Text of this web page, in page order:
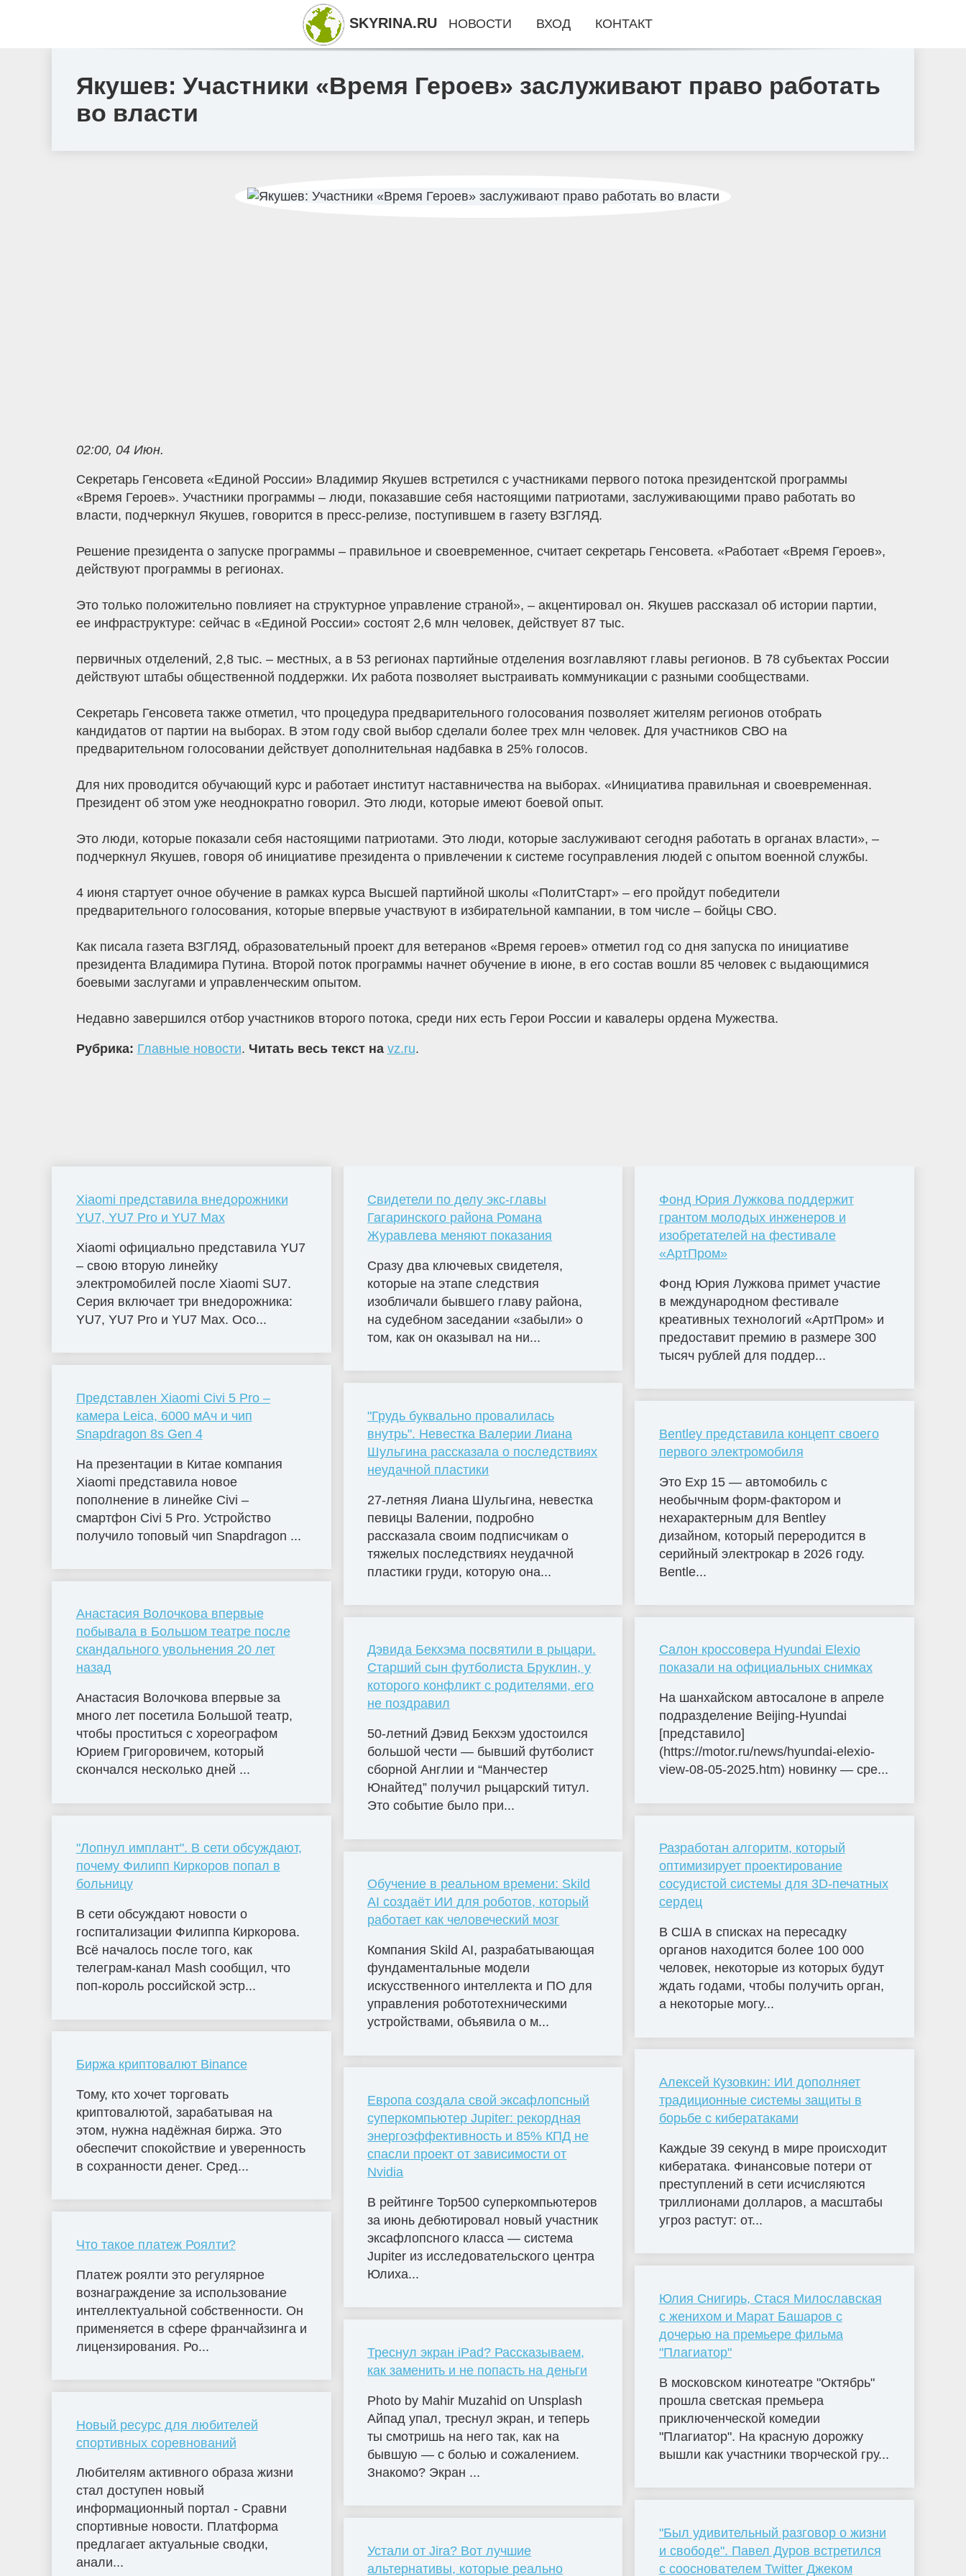
Якушев: Участники «Время Героев» заслуживают право работать
во власти
02:00, 04 Июн.
Секретарь Генсовета «Единой России» Владимир Якушев встретился с участниками первого потока президентской программы
«Время Героев». Участники программы – люди, показавшие себя настоящими патриотами, заслуживающими право работать во
власти, подчеркнул Якушев, говорится в пресс-релизе, поступившем в газету ВЗГЛЯД.
Решение президента о запуске программы – правильное и своевременное, считает секретарь Генсовета. «Работает «Время Героев»,
действуют программы в регионах.
Это только положительно повлияет на структурное управление страной», – акцентировал он. Якушев рассказал об истории партии,
ее инфраструктуре: сейчас в «Единой России» состоят 2,6 млн человек, действует 87 тыс.
первичных отделений, 2,8 тыс. – местных, а в 53 регионах партийные отделения возглавляют главы регионов. В 78 субъектах России
действуют штабы общественной поддержки. Их работа позволяет выстраивать коммуникации с разными сообществами.
Секретарь Генсовета также отметил, что процедура предварительного голосования позволяет жителям регионов отобрать
кандидатов от партии на выборах. В этом году свой выбор сделали более трех млн человек. Для участников СВО на
предварительном голосовании действует дополнительная надбавка в 25% голосов.
Для них проводится обучающий курс и работает институт наставничества на выборах. «Инициатива правильная и своевременная.
Президент об этом уже неоднократно говорил. Это люди, которые имеют боевой опыт.
Это люди, которые показали себя настоящими патриотами. Это люди, которые заслуживают сегодня работать в органах власти», –
подчеркнул Якушев, говоря об инициативе президента о привлечении к системе госуправления людей с опытом военной службы.
4 июня стартует очное обучение в рамках курса Высшей партийной школы «ПолитСтарт» – его пройдут победители
предварительного голосования, которые впервые участвуют в избирательной кампании, в том числе – бойцы СВО.
Как писала газета ВЗГЛЯД, образовательный проект для ветеранов «Время героев» отметил год со дня запуска по инициативе
президента Владимира Путина. Второй поток программы начнет обучение в июне, в его состав вошли 85 человек с выдающимися
боевыми заслугами и управленческим опытом.
Недавно завершился отбор участников второго потока, среди них есть Герои России и кавалеры ордена Мужества.
Рубрика: Главные новости. Читать весь текст на vz.ru.
Xiaomi представила внедорожники
YU7, YU7 Pro и YU7 Max
Xiaomi официально представила YU7
– свою вторую линейку
электромобилей после Xiaomi SU7.
Серия включает три внедорожника:
YU7, YU7 Pro и YU7 Max. Осо...
Представлен Xiaomi Civi 5 Pro –
камера Leica, 6000 мАч и чип
Snapdragon 8s Gen 4
На презентации в Китае компания
Xiaomi представила новое
пополнение в линейке Civi –
смартфон Civi 5 Pro. Устройство
получило топовый чип Snapdragon ...
Анастасия Волочкова впервые
побывала в Большом театре после
скандального увольнения 20 лет
назад
Анастасия Волочкова впервые за
много лет посетила Большой театр,
чтобы проститься с хореографом
Юрием Григоровичем, который
скончался несколько дней ...
"Лопнул имплант". В сети обсуждают,
почему Филипп Киркоров попал в
больницу
В сети обсуждают новости о
госпитализации Филиппа Киркорова.
Всё началось после того, как
телеграм-канал Mash сообщил, что
поп-король российской эстр...
Биржа криптовалют Binance
Тому, кто хочет торговать
криптовалютой, зарабатывая на
этом, нужна надёжная биржа. Это
обеспечит спокойствие и уверенность
в сохранности денег. Сред...
Что такое платеж Роялти?
Платеж роялти это регулярное
вознаграждение за использование
интеллектуальной собственности. Он
применяется в сфере франчайзинга и
лицензирования. Ро...
Новый ресурс для любителей
спортивных соревнований
Любителям активного образа жизни
стал доступен новый
информационный портал - Сравни
спортивные новости. Платформа
предлагает актуальные сводки,
анали...
Свидетели по делу экс-главы
Гагаринского района Романа
Журавлева меняют показания
Сразу два ключевых свидетеля,
которые на этапе следствия
изобличали бывшего главу района,
на судебном заседании «забыли» о
том, как он оказывал на ни...
"Грудь буквально провалилась
внутрь". Невестка Валерии Лиана
Шульгина рассказала о последствиях
неудачной пластики
27-летняя Лиана Шульгина, невестка
певицы Валении, подробно
рассказала своим подписчикам о
тяжелых последствиях неудачной
пластики груди, которую она...
Дэвида Бекхэма посвятили в рыцари.
Старший сын футболиста Бруклин, у
которого конфликт с родителями, его
не поздравил
50-летний Дэвид Бекхэм удостоился
большой чести — бывший футболист
сборной Англии и “Манчестер
Юнайтед” получил рыцарский титул.
Это событие было при...
Обучение в реальном времени: Skild
AI создаёт ИИ для роботов, который
работает как человеческий мозг
Компания Skild AI, разрабатывающая
фундаментальные модели
искусственного интеллекта и ПО для
управления робототехническими
устройствами, объявила о м...
Европа создала свой эксафлопсный
суперкомпьютер Jupiter: рекордная
энергоэффективность и 85% КПД не
спасли проект от зависимости от
Nvidia
В рейтинге Top500 суперкомпьютеров
за июнь дебютировал новый участник
эксафлопсного класса — система
Jupiter из исследовательского центра
Юлиха...
Треснул экран iPad? Рассказываем,
как заменить и не попасть на деньги
Photo by Mahir Muzahid on Unsplash
Айпад упал, треснул экран, и теперь
ты смотришь на него так, как на
бывшую — с болью и сожалением.
Знакомо? Экран ...
Устали от Jira? Вот лучшие
альтернативы, которые реально
Фонд Юрия Лужкова поддержит
грантом молодых инженеров и
изобретателей на фестивале
«АртПром»
Фонд Юрия Лужкова примет участие
в международном фестивале
креативных технологий «АртПром» и
предоставит премию в размере 300
тысяч рублей для поддер...
Bentley представила концепт своего
первого электромобиля
Это Exp 15 — автомобиль с
необычным форм-фактором и
нехарактерным для Bentley
дизайном, который переродится в
серийный электрокар в 2026 году.
Bentle...
Салон кроссовера Hyundai Elexio
показали на официальных снимках
На шанхайском автосалоне в апреле
подразделение Beijing-Hyundai
[представило]
(https://motor.ru/news/hyundai-elexio-
view-08-05-2025.htm) новинку — сре...
Разработан алгоритм, который
оптимизирует проектирование
сосудистой системы для 3D-печатных
сердец
В США в списках на пересадку
органов находится более 100 000
человек, некоторые из которых будут
ждать годами, чтобы получить орган,
а некоторые могу...
Алексей Кузовкин: ИИ дополняет
традиционные системы защиты в
борьбе с кибератаками
Каждые 39 секунд в мире происходит
кибератака. Финансовые потери от
преступлений в сети исчисляются
триллионами долларов, а масштабы
угроз растут: от...
Юлия Снигирь, Стася Милославская
с женихом и Марат Башаров с
дочерью на премьере фильма
"Плагиатор"
В московском кинотеатре "Октябрь"
прошла светская премьера
приключенческой комедии
"Плагиатор". На красную дорожку
вышли как участники творческой гру...
"Был удивительный разговор о жизни
и свободе". Павел Дуров встретился
с сооснователем Twitter Джеком
SKYRINA.RU НОВОСТИ ВХОД КОНТАКТ